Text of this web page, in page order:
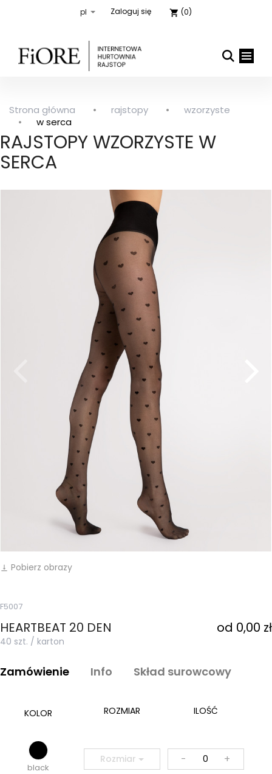
Zaloguj się shopping_cart (0)

Strona główna rajstopy
wzorzyste
w serca
RAJSTOPY WZORZYSTE W
SERCA
vertical_align_bottom Pobierz obrazy
F5007
HEARTBEAT 20 DEN od 0,00 zł
40 szt. / karton
Zamówienie Info Skład surowcowy
KOLOR ROZMIAR ILOŚĆ
black
Rozmiar - +